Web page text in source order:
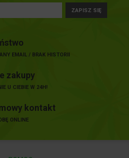
ZAPISZ SIĘ
EMAIL / BRAK HISTORII
zakupy
U CIEBIE W 24H!
kontakt
ONLINE